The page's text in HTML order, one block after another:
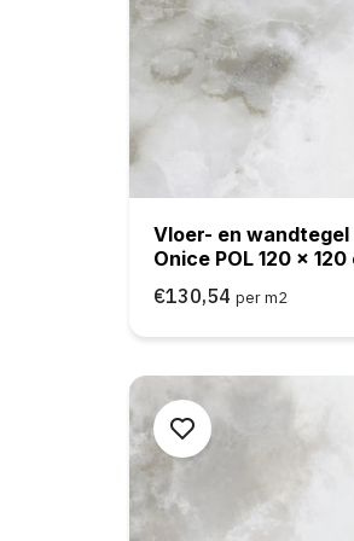
Vloer- en
Onice POL 120 x 120
€130,54 per m2